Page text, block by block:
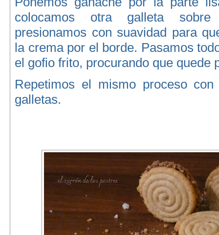
colocamos otra galleta
presionamos con suavidad para
la crema por el borde. Pasamos
el gofio frito, procurando que quede
Repetimos el mismo proceso
galletas.